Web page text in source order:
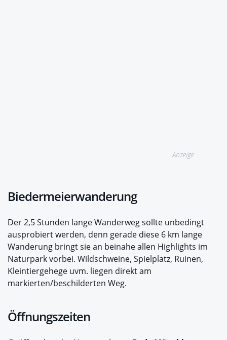
Anzeige
Biedermeierwanderung
Der 2,5 Stunden lange Wanderweg sollte unbedingt
ausprobiert werden, denn gerade diese 6 km lange
Wanderung bringt sie an beinahe allen Highlights im
Naturpark vorbei. Wildschweine, Spielplatz, Ruinen,
Kleintiergehege uvm. liegen direkt am
markierten/beschilderten Weg.
Öffnungszeiten